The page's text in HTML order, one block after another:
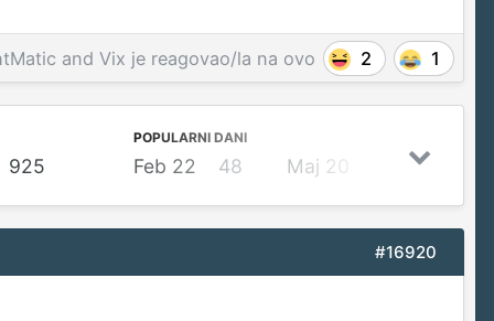
andVix je reagovao/la na ovo 2 1
925
POPULARNI DANI
Feb 22 48 Maj 20
#16920